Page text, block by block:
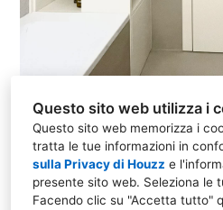
Questo sito web utilizza i
Questo sito web memorizza i
tratta le tue informazioni in
sulla Privacy di Houzz e l'
presente sito web. Seleziona le
Facendo clic su "Accetta tutto"
Via Giacomo Puccini, 24,